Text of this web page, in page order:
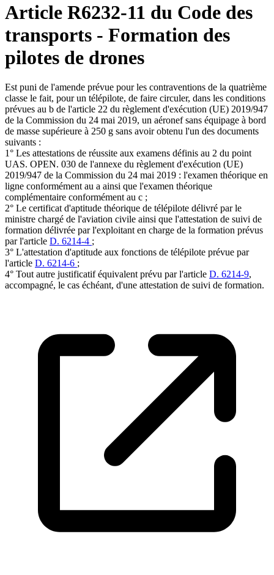
Article R6232-11 du Code des
transports - Formation des
pilotes de drones
Est puni de l'amende prévue pour les contraventions de la quatrième
classe le fait, pour un télépilote, de faire circuler, dans les conditions
prévues au b de l'article 22 du règlement d'exécution (UE) 2019/947
de la Commission du 24 mai 2019, un aéronef sans équipage à bord
de masse supérieure à 250 g sans avoir obtenu l'un des documents
suivants :
1° Les attestations de réussite aux examens définis au 2 du point
UAS. OPEN. 030 de l'annexe du règlement d'exécution (UE)
2019/947 de la Commission du 24 mai 2019 : l'examen théorique en
ligne conformément au a ainsi que l'examen théorique
complémentaire conformément au c ;
2° Le certificat d'aptitude théorique de télépilote délivré par le
ministre chargé de l'aviation civile ainsi que l'attestation de suivi de
formation délivrée par l'exploitant en charge de la formation prévus
par l'article D. 6214-4 ;
3° L'attestation d'aptitude aux fonctions de télépilote prévue par
l'article D. 6214-6 ;
4° Tout autre justificatif équivalent prévu par l'article D. 6214-9,
accompagné, le cas échéant, d'une attestation de suivi de formation.